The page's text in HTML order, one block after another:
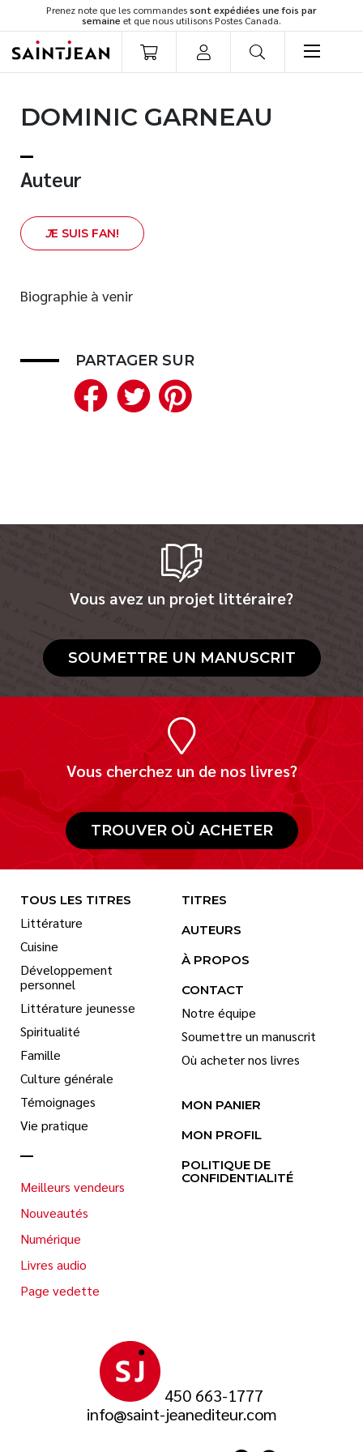
Prenez note que les commandessont expédiées une fois par
semaine et que nous utilisons Postes Canada.
Romans
Développement personnel
Spiritualité
Famille
Témoignages
Nouveautés
Numérique
AUTEURS
DOMINIC GARNEAU
Auteur
JE SUIS FAN!
Biographie à venir
PARTAGER SUR
Facebook
Twitter
Vous avez un projet littéraire?
SOUMETTRE UN MANUSCRIT
Vous cherchez un de nos livres?
TROUVER OÙ ACHETER
450 663-1777
info@saint-jeanediteur.com
TOUS LES TITRES
Littérature
Cuisine
Développement
personnel
Littérature jeunesse
Spiritualité
Famille
Culture générale
Témoignages
Vie pratique
Meilleurs vendeurs
Nouveautés
Numérique
Livres audio
Page vedette
TITRES
AUTEURS
À PROPOS
CONTACT
Notre équipe
Soumettre un manuscrit
Où acheter nos livres
MON PANIER
MON PROFIL
POLITIQUE DE
CONFIDENTIALITÉ